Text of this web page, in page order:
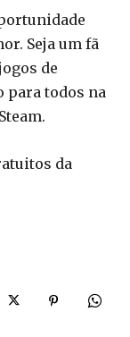
Seja um fã
de
para todos na